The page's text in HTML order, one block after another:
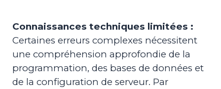
Connaissances techniques limitées :
Certaines erreurs complexes nécessitent
une compréhension approfondie de la
programmation, des bases de données et
de la configuration de serveur. Par